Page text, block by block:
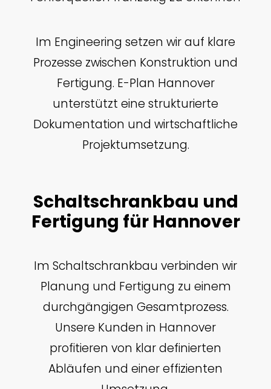
Im Engineering setzen wir auf klare
Prozesse zwischen Konstruktion und
Fertigung. E-Plan Hannover
unterstützt eine strukturierte
Dokumentation und wirtschaftliche
Projektumsetzung.
Schaltschrankbau und
Fertigung für Hannover
Im Schaltschrankbau verbinden wir
Planung und Fertigung zu einem
durchgängigen Gesamtprozess.
Unsere Kunden in Hannover
profitieren von klar definierten
Abläufen und einer effizienten